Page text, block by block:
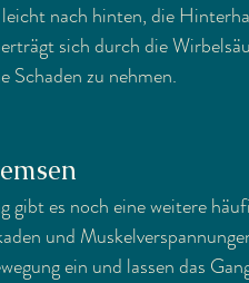
nach hinten, die
sich durch die
Schaden zu nehmen.
es noch eine weitere
und
ein und lassen das